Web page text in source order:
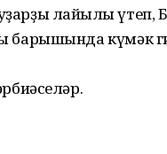
лайыҡлы үтеп,
барышында күмәк